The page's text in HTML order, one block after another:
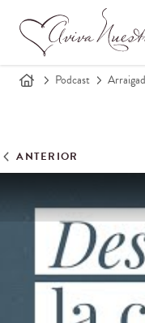
Podcast
ANTERIOR